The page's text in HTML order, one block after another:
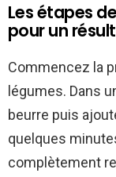
Les étapes
pour un
Commencez la
légumes. Dans
beurre puis
quelques
complètement